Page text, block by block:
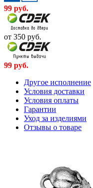
99 руб.
от 350 руб.
99 руб.
Другое исполнение
Условия доставки
Условия оплаты
Гарантии
Уход за изделиями
Отзывы о товаре